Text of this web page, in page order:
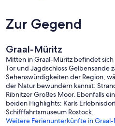
Zur Gegend
Graal-Müritz
Mitten in Graal-Müritz befindet sich
Tor und Jagdschloss Gelbensande
Sehenswürdigkeiten der Region,
der Natur bewundern kannst:
Ribnitzer Großes Moor. Ebenfalls
beiden Highlights: Karls
Schifffahrtsmuseum Rostock.
Weitere Ferienunterkünfte in